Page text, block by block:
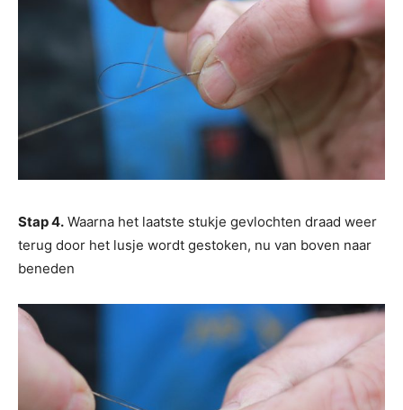
Stap 4. Waarna het laatste stukje gevlochten draad weer
terug door het lusje wordt gestoken, nu van boven naar
beneden